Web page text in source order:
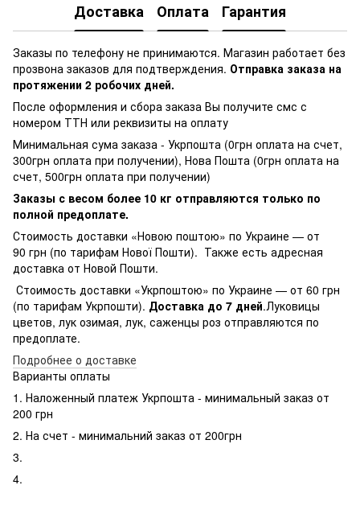
Доставка Оплата Гарантия
Заказы по телефону не принимаются. Магазин работает без
прозвона заказов для подтверждения. Отправка заказа на
протяжении 2 робочих дней.
После оформления и сбора заказа Вы получите смс с
номером ТТН или реквизиты на оплату
Минимальная сума заказа - Укрпошта (0грн оплата на счет,
300грн оплата при получении), Нова Пошта (0грн оплата на
счет, 500грн оплата при получении)
Заказы с весом более 10 кг отправляются только по
полной предоплате.
Стоимость доставки «Новою поштою» по Украине — от
90 грн (по тарифам Нової Пошти). Также есть адресная
доставка от Новой Пошти.
Стоимость доставки «Укрпоштою» по Украине — от 60 грн
(по тарифам Укрпошти). Доставка до 7 дней.Луковицы
цветов, лук озимая, лук, саженцы роз отправляются по
предоплате.
Подробнее о доставке
Варианты оплаты
1. Наложенный платеж Укрпошта - минимальный заказ от
200 грн
2. На счет - минимальний заказ от 200грн
3.
4.